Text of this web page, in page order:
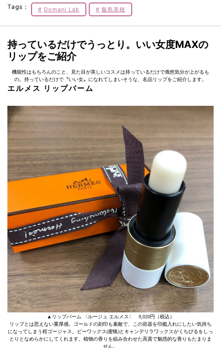
Tags： Domani Lab 飯島美穂
持っているだけでうっとり。いい女度MAXの
リップをご紹介
機能性はもちろんのこと、見た目が美しいコスメは持っているだけで俄然気分が上がるも
の。持っているだけで〝いい女〟になれてしまいそうな、名品リップをご紹介します。
エルメス リップバーム
▲リップバーム 〈ルージュ エルメス〉 9,020円（税込）
リップとは思えない重厚感。ゴールドの刻印も素敵で、この容器を印鑑入れにしたい気持ち
になってしまう程ゴージャス。ビーワックス(蜜蝋)とキャンデリラワックスがくちびるをしっ
とりとなめらかにしてくれます。植物の香りを組み合わせた高貴で魅惑的な香りもたまりま
せん。